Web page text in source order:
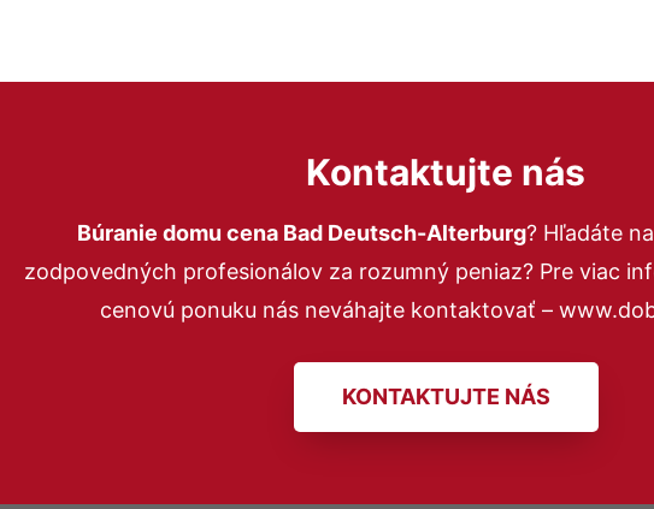
Kontaktujte nás
Búranie domu cena Bad Deutsch-Alterburg? Hľadáte
zodpovedných profesionálov za rozumný peniaz? Pre viac
cenovú ponuku nás neváhajte kontaktovať –
KONTAKTUJTE NÁS